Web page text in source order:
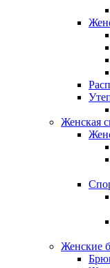
Женская
Женские